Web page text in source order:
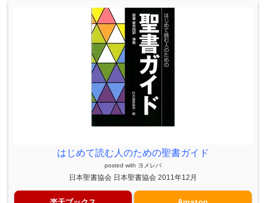
はじめて読む人のための聖書ガイド
posted with ヨメレバ
日本聖書協会 日本聖書協会 2011年12月